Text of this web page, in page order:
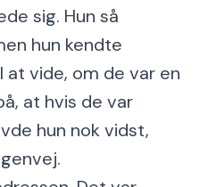
sig. Hun så
hun kendte
vide, om de var en
at hvis de var
hun nok vidst,